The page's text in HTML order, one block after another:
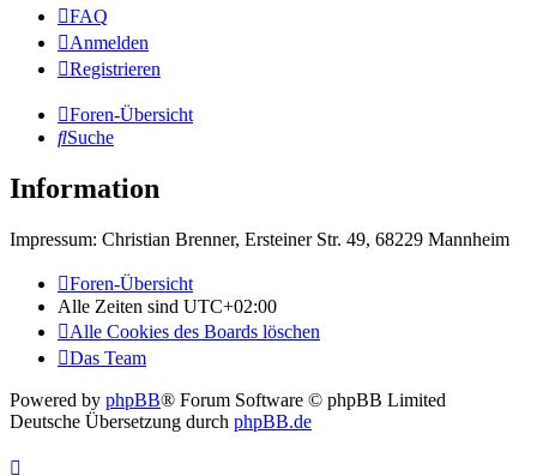
FAQ
Anmelden
Registrieren
Foren-Übersicht
Suche
Information
Impressum: Christian Brenner, Ersteiner Str. 49, 68229 Mannheim
Foren-Übersicht
Alle Zeiten sind UTC+02:00
Alle Cookies des Boards löschen
Das Team
Powered by phpBB® Forum Software © phpBB Limited
Deutsche Übersetzung durch phpBB.de